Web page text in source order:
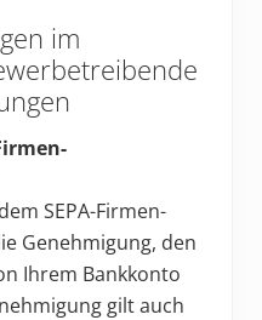
im
SEPA-Firmen-
Genehmigung, den
Ihrem Bankkonto
gilt auch